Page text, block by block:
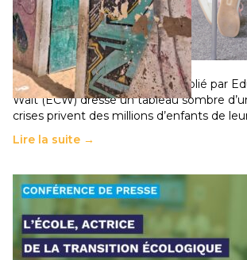
258 millions d’enfants victimes de
chocs climatiques et des
population
11 juillet 2026- National
Un nouveau rapport mondial publié par
Wait (ECW) dresse un tableau sombre
crises privent des millions d’enfants de
Lire la suite →